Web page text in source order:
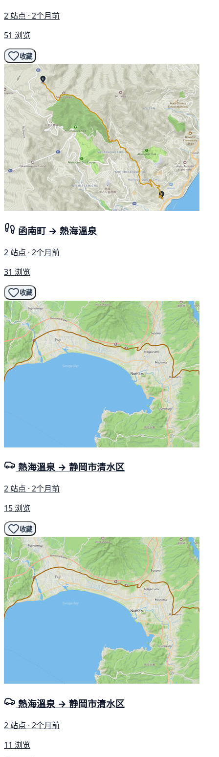
2 站点 · 2个月前
51 浏览
收藏
函南町 → 熱海溫泉
2 站点 · 2个月前
31 浏览
收藏
熱海溫泉 → 静岡市清水区
2 站点 · 2个月前
15 浏览
收藏
熱海溫泉 → 静岡市清水区
2 站点 · 2个月前
11 浏览